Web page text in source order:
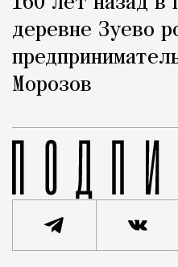
деревне Зуево
Морозов